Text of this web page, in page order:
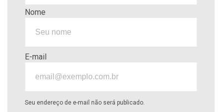
Nome
E-mail
Seu endereço de e-mail não será publicado.